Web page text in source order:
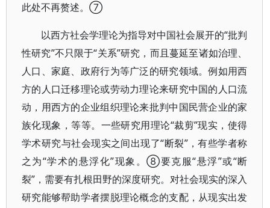
此处不再赘述。⑦
以西方社会学理论为指导对中国社会展开的“批判
性研究”不只限于“关系”研究，而且蔓延至诸如治理、
人口、家庭、政府行为等广泛的研究领域。例如用西
方的人口迁移理论或劳动力理论来研究中国的人口流
动，用西方的企业组织理论来批判中国民营企业的家
族化现象，等等。一些研究用理论“裁剪”现实，使得
学术研究与社会现实之间出现了“断裂”，有些学者称
之为“学术的悬浮化”现象。⑧要克服“悬浮”或“断
裂”，需要有扎根田野的深度研究。对社会现实的深入
研究能够帮助学者摆脱理论概念的支配，从现实出发